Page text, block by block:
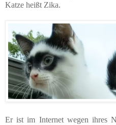
Katze heißt Zika.
Er ist im Internet wegen ihres